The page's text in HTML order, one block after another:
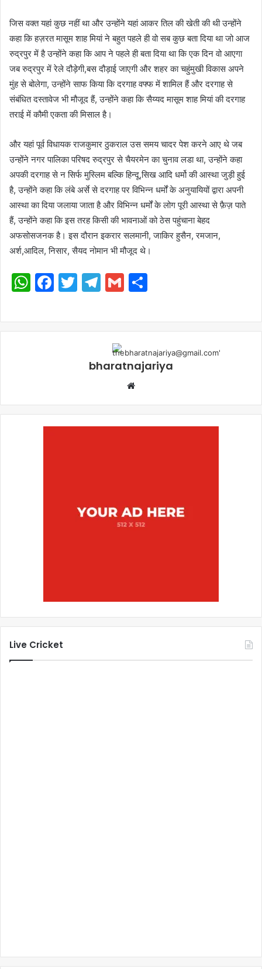
जिस वक्त यहां कुछ नहीं था और उन्होंने यहां आकर तिल की खेती की थी उन्होंने
कहा कि हज़रत मासूम शाह मियां ने बहुत पहले ही वो सब कुछ बता दिया था जो आज
रुद्रपुर में है उन्होंने कहा कि आप ने पहले ही बता दिया था कि एक दिन वो आएगा
जब रुद्रपुर में रेले दौड़ेगी,बस दौड़ाई जाएगी और शहर का चहुंमुखी विकास अपने
मुंह से बोलेगा, उन्होंने साफ किया कि दरगाह वफ्फ में शामिल हैं और दरगाह से
संबंधित दस्तावेज भी मौजूद हैं, उन्होंने कहा कि सैय्यद मासूम शाह मियां की दरगाह
तराई में कौमी एकता की मिसाल है।
और यहां पूर्व विधायक राजकुमार ठुकराल उस समय चादर पेश करने आए थे जब
उन्होंने नगर पालिका परिषद रुद्रपुर से चैयरमेन का चुनाव लडा था, उन्होंने कहा
अपकी दरगाह से न सिर्फ मुस्लिम बल्कि हिन्दू,सिख आदि धर्मो की आस्था जुड़ी हुई
है, उन्होंने कहा कि लंबे अर्से से दरगाह पर विभिन्न धर्मों के अनुयायियों द्वारा अपनी
आस्था का दिया जलाया जाता है और विभिन्न धर्मों के लोग पूरी आस्था से फ़ैज़ पाते
हैं, उन्होंने कहा कि इस तरह किसी की भावनाओं को ठेस पहुंचाना बेहद
अफसोसजनक है। इस दौरान इकरार सलमानी, जाकिर हुसैन, रमजान,
अर्श,आदिल, निसार, सैयद नोमान भी मौजूद थे।
WhatsApp
Facebook
Twitter
Telegram
Gmail
bharatnajariya
Live Cricket